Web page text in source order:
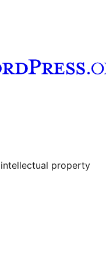
Tumblr
property